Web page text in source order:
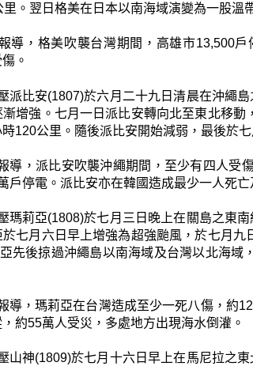
。翌日格美在日本以南海域演變為一股溫
導，格美吹襲台灣期間，高雄市13,500
。
派比安(1807)於六月二十九日清晨在沖繩
增強。七月一日派比安轉向北至東北移
120公里。隨後派比安開始減弱，最後於
導，派比安吹襲沖繩期間，至少有四人受
戶停電。派比安亦在韓國造成最少一人死亡
瑪莉亞(1808)於七月三日晚上在關島之東
七月六日早上增強為超強颱風，於七月
先後掠過沖繩島以南海域及台灣以北海
導，瑪莉亞在台灣造成至少一死八傷，約
約55萬人受災，多處地方出現海水倒灌。
山神(1809)於七月十六日早上在馬尼拉之